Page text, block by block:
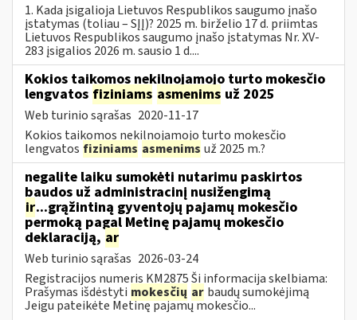
1. Kada įsigalioja Lietuvos Respublikos saugumo įnašo
įstatymas (toliau – SĮĮ)? 2025 m. birželio 17 d. priimtas
Lietuvos Respublikos saugumo įnašo įstatymas Nr. XV-
283 įsigalios 2026 m. sausio 1 d....
Kokios taikomos nekilnojamojo turto mokesčio
lengvatos fiziniams asmenims už 2025
Web turinio sąrašas 2020-11-17
Kokios taikomos nekilnojamojo turto mokesčio
lengvatos fiziniams asmenims už 2025 m.?
negalite laiku sumokėti nutarimu paskirtos
baudos už administracinį nusižengimą
ir...grąžintiną gyventojų pajamų mokesčio
permoką pagal Metinę pajamų mokesčio
deklaraciją, ar
Web turinio sąrašas 2026-03-24
Registracijos numeris KM2875 Ši informacija skelbiama:
Prašymas išdėstyti mokesčių ar baudų sumokėjimą
Jeigu pateikėte Metinę pajamų mokesčio...